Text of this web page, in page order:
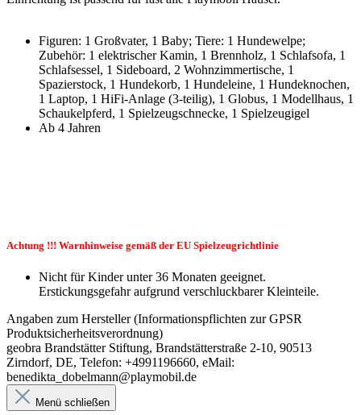
Figuren: 1 Großvater, 1 Baby; Tiere: 1 Hundewelpe;
Zubehör: 1 elektrischer Kamin, 1 Brennholz, 1 Schlafsofa, 1
Schlafsessel, 1 Sideboard, 2 Wohnzimmertische, 1
Spazierstock, 1 Hundekorb, 1 Hundeleine, 1 Hundeknochen,
1 Laptop, 1 HiFi-Anlage (3-teilig), 1 Globus, 1 Modellhaus, 1
Schaukelpferd, 1 Spielzeugschnecke, 1 Spielzeugigel
Ab 4 Jahren
Achtung !!! Warnhinweise gemäß der EU Spielzeugrichtlinie
Nicht für Kinder unter 36 Monaten geeignet.
Erstickungsgefahr aufgrund verschluckbarer Kleinteile.
Angaben zum Hersteller (Informationspflichten zur GPSR
Produktsicherheitsverordnung)
geobra Brandstätter Stiftung, Brandstätterstraße 2-10, 90513
Zirndorf, DE, Telefon: +4991196660, eMail:
benedikta_dobelmann@playmobil.de
Menü schließen